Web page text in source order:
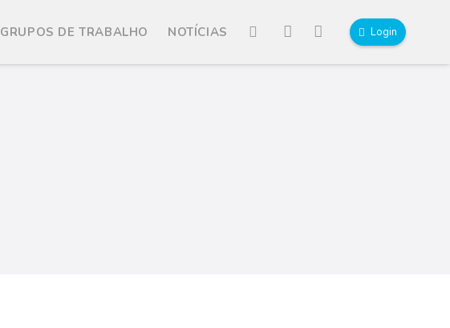
GRUPOS DE TRABALHO NOTÍCIAS Login